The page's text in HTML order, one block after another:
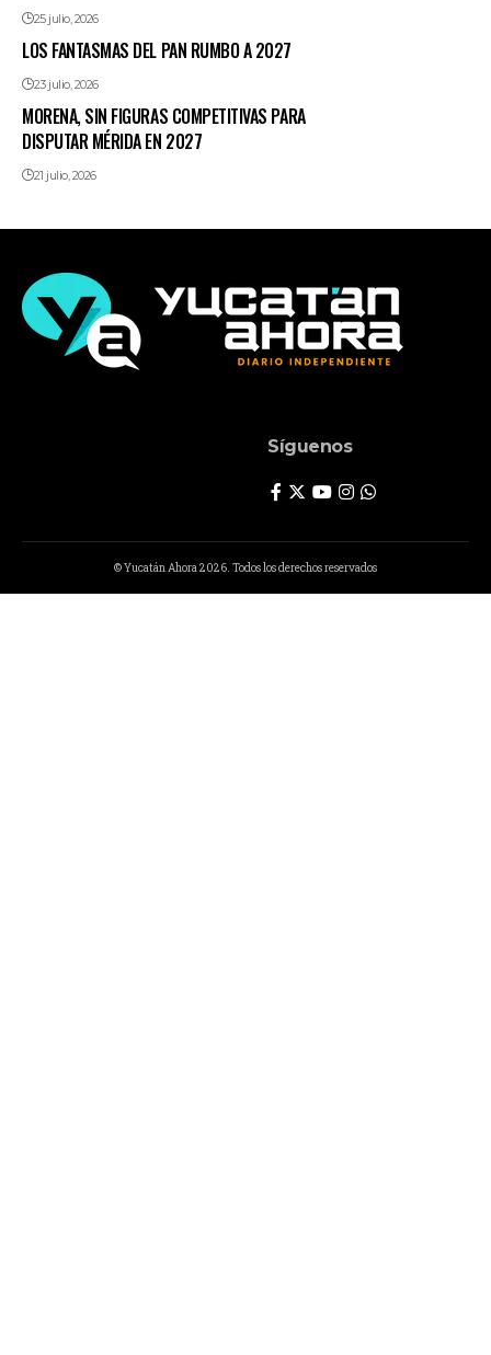
25 julio, 2026
LOS FANTASMAS DEL PAN RUMBO A 2027
23 julio, 2026
MORENA, SIN FIGURAS COMPETITIVAS PARA
DISPUTAR MÉRIDA EN 2027
21 julio, 2026
Síguenos
© Yucatán Ahora 2026. Todos los derechos reservados